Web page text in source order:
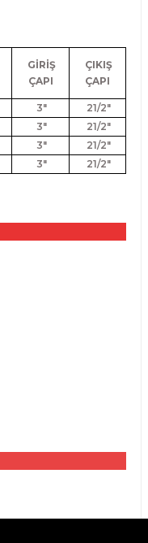
GİRİŞ
ÇAPI
ÇIKIŞ
ÇAPI
3"
21/2"
3"
21/2"
3"
21/2"
3" 21/2"